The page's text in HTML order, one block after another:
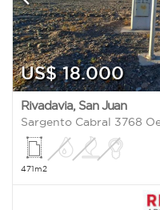
US$ 18.000
Rivadavia, San Juan
Sargento Cabral 3768
471m2